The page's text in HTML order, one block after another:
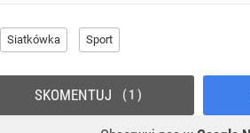
Siatkówka Sport
SKOMENTUJ 1